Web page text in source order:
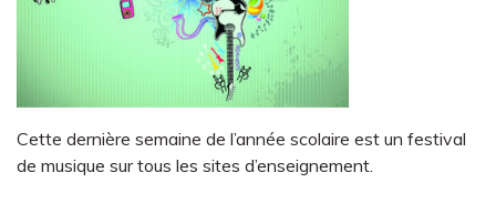
Cette dernière semaine de l’année scolaire est un festival
de musique sur tous les sites d’enseignement.